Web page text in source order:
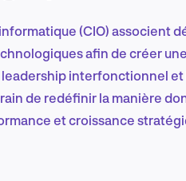
(CIO) associent
afin de créer
interfonctionnel
de redéfinir la manière
et croissance